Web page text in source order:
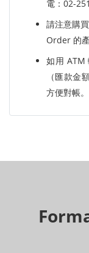
電：02-
請注意購
Order 的
如用 ATM
（匯款金
方便對帳。